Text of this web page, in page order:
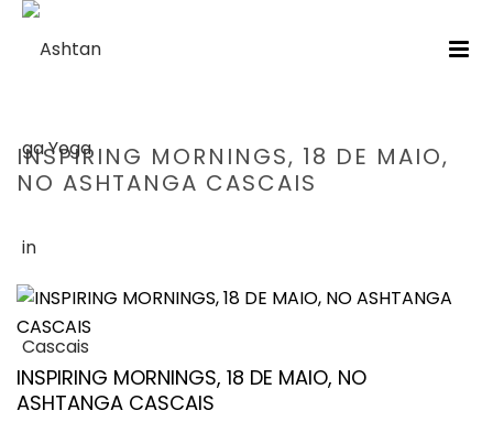
INSPIRING MORNINGS, 18 DE MAIO,
NO ASHTANGA CASCAIS
INSPIRING MORNINGS, 18 DE MAIO, NO
ASHTANGA CASCAIS